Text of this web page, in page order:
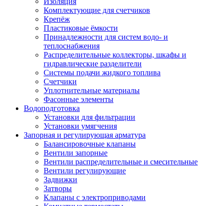
Комплектующие для счетчиков
Крепёж
Пластиковые ёмкости
Принадлежности для систем водо- и
теплоснабжения
Распределительные коллекторы, шкафы и
гидравлические разделители
Системы подачи жидкого топлива
Счетчики
Уплотнительные материалы
Фасонные элементы
Водоподготовка
Установки для фильтрации
Установки умягчения
Запорная и регулирующая арматура
Балансировочные клапаны
Вентили запорные
Вентили распределительные и смесительные
Вентили регулирующие
Задвижки
Затворы
Клапаны с электроприводами